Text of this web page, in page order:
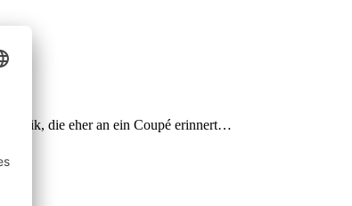
Optik, die eher an ein Coupé erinnert…